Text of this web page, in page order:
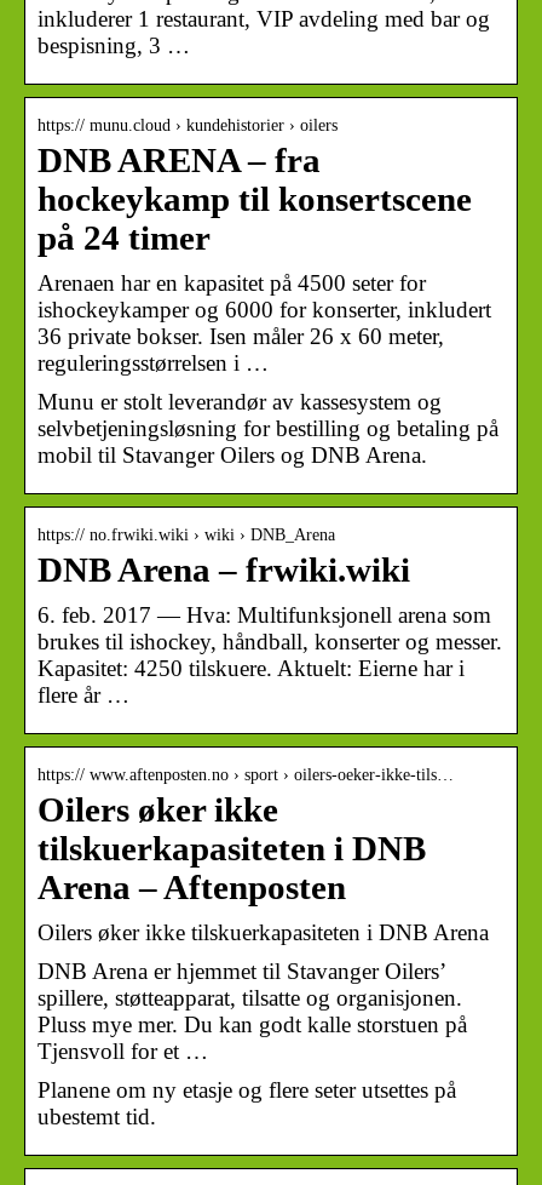
inkluderer 1 restaurant, VIP avdeling med bar og
bespisning, 3 …
https:// munu.cloud › kundehistorier › oilers
DNB ARENA – fra
hockeykamp til konsertscene
på 24 timer
Arenaen har en kapasitet på 4500 seter for
ishockeykamper og 6000 for konserter, inkludert
36 private bokser. Isen måler 26 x 60 meter,
reguleringsstørrelsen i …
Munu er stolt leverandør av kassesystem og
selvbetjeningsløsning for bestilling og betaling på
mobil til Stavanger Oilers og DNB Arena.
https:// no.frwiki.wiki › wiki › DNB_Arena
DNB Arena – frwiki.wiki
6. feb. 2017 — Hva: Multifunksjonell arena som
brukes til ishockey, håndball, konserter og messer.
Kapasitet: 4250 tilskuere. Aktuelt: Eierne har i
flere år …
https:// www.aftenposten.no › sport › oilers-oeker-ikke-tils…
Oilers øker ikke
tilskuerkapasiteten i DNB
Arena – Aftenposten
Oilers øker ikke tilskuerkapasiteten i DNB Arena
DNB Arena er hjemmet til Stavanger Oilers’
spillere, støtteapparat, tilsatte og organisjonen.
Pluss mye mer. Du kan godt kalle storstuen på
Tjensvoll for et …
Planene om ny etasje og flere seter utsettes på
ubestemt tid.